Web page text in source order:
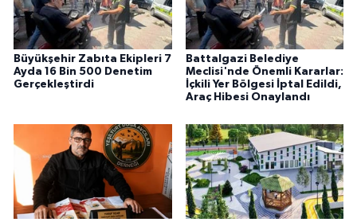
Büyükşehir Zabıta Ekipleri 7
Ayda 16 Bin 500 Denetim
Gerçekleştirdi
Battalgazi Belediye
Meclisi'nde Önemli Kararlar:
İçkili Yer Bölgesi İptal Edildi,
Araç Hibesi Onaylandı